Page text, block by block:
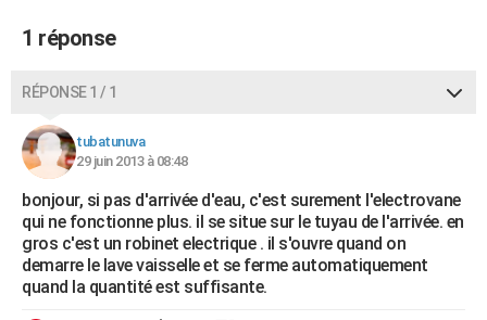
Carte de Noël
Carte Bonne année
Carte Saint-Valentin
Carte Pâques
Carte d'anniversaire
DICTIONNAIRE
S'inscrire
Se connecter
Lycées
Collèges
Primaires
Universités
Entreprises
Service militaire
Avis de recherche
AVIS DE DÉCÈS
FORUM
Bricolage
Lifestyle
Culture
Sport
Auto
Television
Voyage
Cinema
1 réponse
RÉPONSE 1 / 1
tubatunuva
29 juin 2013 à 08:48
bonjour, si pas d'arrivée d'eau, c'est surement l'electrovane
qui ne fonctionne plus. il se situe sur le tuyau de l'arrivée. en
gros c'est un robinet electrique . il s'ouvre quand on
demarre le lave vaisselle et se ferme automatiquement
quand la quantité est suffisante.